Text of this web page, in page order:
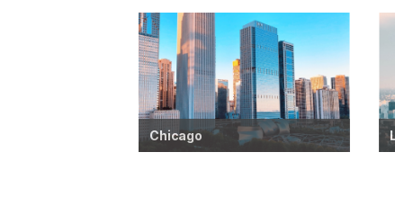
Chicago